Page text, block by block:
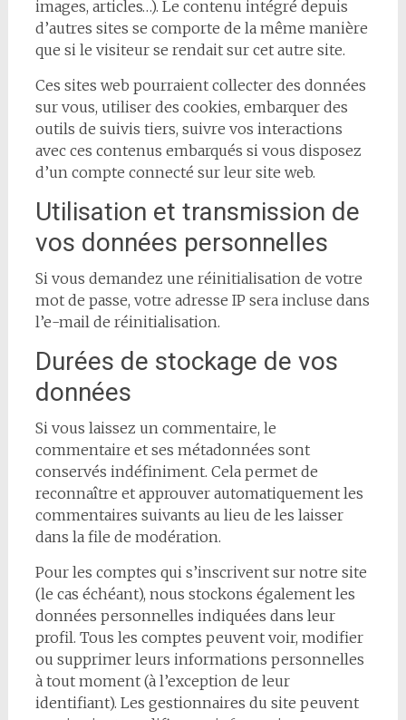
images, articles…). Le contenu intégré depuis
d’autres sites se comporte de la même manière
que si le visiteur se rendait sur cet autre site.
Ces sites web pourraient collecter des données
sur vous, utiliser des cookies, embarquer des
outils de suivis tiers, suivre vos interactions
avec ces contenus embarqués si vous disposez
d’un compte connecté sur leur site web.
Utilisation et transmission de
vos données personnelles
Si vous demandez une réinitialisation de votre
mot de passe, votre adresse IP sera incluse dans
l’e-mail de réinitialisation.
Durées de stockage de vos
données
Si vous laissez un commentaire, le
commentaire et ses métadonnées sont
conservés indéfiniment. Cela permet de
reconnaître et approuver automatiquement les
commentaires suivants au lieu de les laisser
dans la file de modération.
Pour les comptes qui s’inscrivent sur notre site
(le cas échéant), nous stockons également les
données personnelles indiquées dans leur
profil. Tous les comptes peuvent voir, modifier
ou supprimer leurs informations personnelles
à tout moment (à l’exception de leur
identifiant). Les gestionnaires du site peuvent